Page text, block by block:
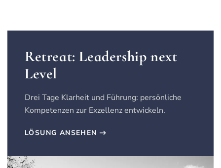
Retreat: Leadership next
Level
Drei Tage Klarheit und Führung: persönliche
Kompetenzen zur Exzellenz entwickeln.
LÖSUNG ANSEHEN